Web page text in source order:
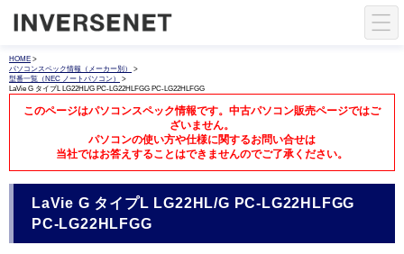
HOME >
パソコンスペック情報（メーカー別）
>
型番一覧（NEC ノートパソコン）
>
LaVie G タイプL LG22HL/G PC-LG22HLFGG PC-LG22HLFGG
このページはパソコンスペック情報です。中古パソコン販売ページではご
ざいません。
パソコンの使い方や仕様に関するお問い合せは
当社ではお答えすることはできませんのでご了承ください。
LaVie G タイプL LG22HL/G PC-LG22HLFGG
PC-LG22HLFGG